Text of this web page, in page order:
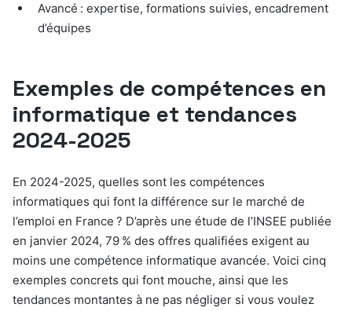
Avancé : expertise, formations suivies, encadrement
d’équipes
Exemples de compétences en
informatique et tendances
2024-2025
En 2024-2025, quelles sont les compétences
informatiques qui font la différence sur le marché de
l’emploi en France ? D’après une étude de l’INSEE publiée
en janvier 2024, 79 % des offres qualifiées exigent au
moins une compétence informatique avancée. Voici cinq
exemples concrets qui font mouche, ainsi que les
tendances montantes à ne pas négliger si vous voulez